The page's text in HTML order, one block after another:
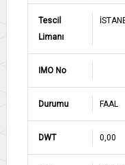
Tescil
Limanı
IMO No
Durumu FAAL
DWT 0,00